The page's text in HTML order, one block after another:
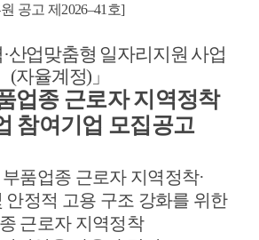
공고 제 2026–41 호]
·산업맞춤형 일자리지원 사업
(자율계정) 」
업종 근로자 지역정착
참여기업 모집공고
품업종 근로자 지역정착·
안정적 고용 구조 강화를 위한
근로자 지역정착